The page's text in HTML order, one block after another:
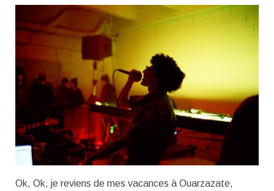
Ok, Ok, je reviens de mes vacances à Ouarzazate,